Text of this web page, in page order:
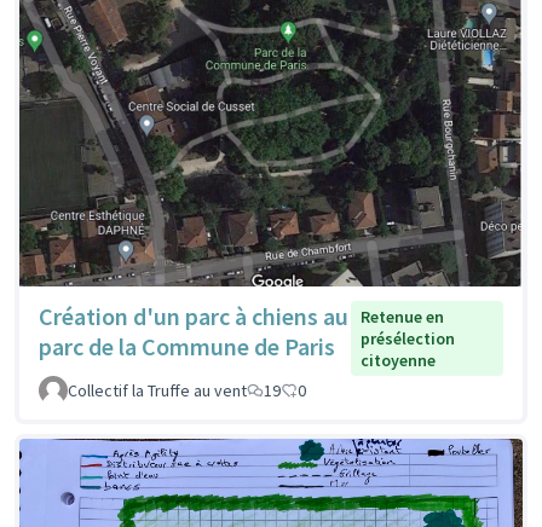
Création d'un parc à chiens au
parc de la Commune de Paris
Retenue en
présélection
citoyenne
Collectif la Truffe au vent
19 0